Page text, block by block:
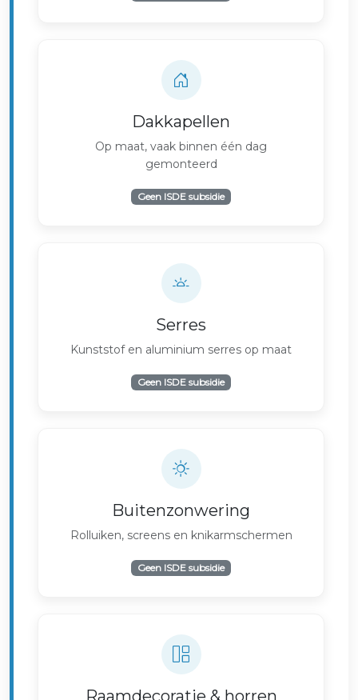
Dakkapellen
Op maat, vaak binnen één dag
gemonteerd
Geen ISDE subsidie
Serres
Kunststof en aluminium serres op maat
Geen ISDE subsidie
Buitenzonwering
Rolluiken, screens en knikarmschermen
Geen ISDE subsidie
Raamdecoratie & horren